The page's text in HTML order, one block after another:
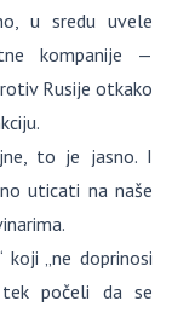
u sredu uvele
kompanije —
Rusije otkako
to je jasno. I
uticati na naše
koji „ne doprinosi
tek počeli da se